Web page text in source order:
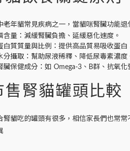
老年貓常見疾病之一，當貓咪腎臟功能
含量 ：減緩腎臟負擔、延緩惡化速度。
白質質量與比例
：提供高品質易吸收蛋白
分攝取 ：幫助尿液稀釋、降低尿毒素濃度
臟保健成分 ：如 Omega-3、B群、抗氧化
售腎貓罐頭比較
腎貓吃的罐頭有很多，相信家長們也常